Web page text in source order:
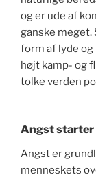
og er ude af
ganske meget.
form af lyde
højt kamp- og
tolke verden
Angst starter
Angst er
menneskets